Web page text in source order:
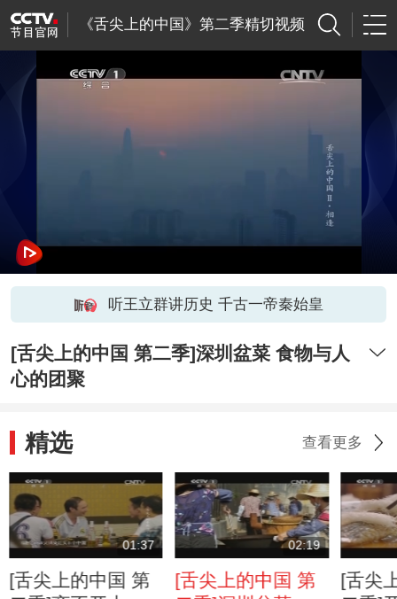
《舌尖上的中国》第二季精切视频
听王立群讲历史 千古一帝秦始皇
[舌尖上的中国 第二季]深圳盆菜 食物与人
心的团聚
精选 查看更多
01:37
[舌尖上的中国 第
02:19
[舌尖上的中国 第
[舌尖